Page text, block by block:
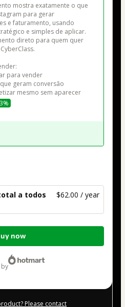
mostra exatamente o que
para gerar
e faturamento, usando
e simples de aplicar.
direto para quem quer
para vender
geram conversão
mesmo sem aparecer
a todos
$62.00 / year
now
by
Please contact